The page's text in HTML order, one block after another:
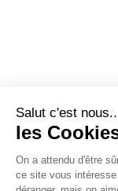
4 Rue
10
Salut c'est
les
On a attendu d'être
ce site vous